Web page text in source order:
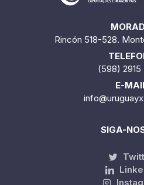
Rincón 518-528.
(598) 2915
E-
SIGA-